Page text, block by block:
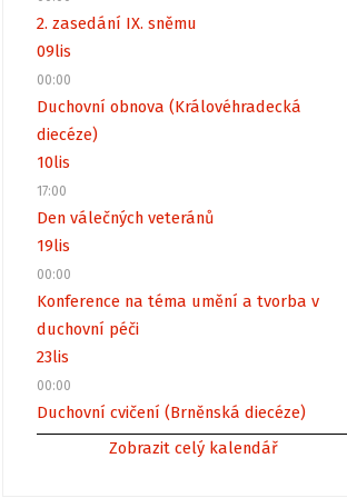
2. zasedání IX. sněmu
09lis
00:00
Duchovní obnova (Královéhradecká
diecéze)
10lis
17:00
Den válečných veteránů
19lis
00:00
Konference na téma umění a tvorba v
duchovní péči
23lis
00:00
Duchovní cvičení (Brněnská diecéze)
Zobrazit celý kalendář